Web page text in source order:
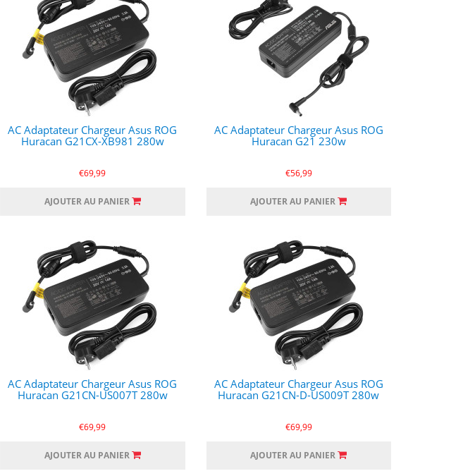
AC Adaptateur Chargeur Asus ROG
Huracan G21CX-XB981 280w
€69,99
AJOUTER AU PANIER
AC Adaptateur Chargeur Asus ROG
Huracan G21 230w
€56,99
AJOUTER AU PANIER
AC Adaptateur Chargeur Asus ROG
Huracan G21CN-US007T 280w
€69,99
AJOUTER AU PANIER
AC Adaptateur Chargeur Asus ROG
Huracan G21CN-D-US009T 280w
€69,99
AJOUTER AU PANIER